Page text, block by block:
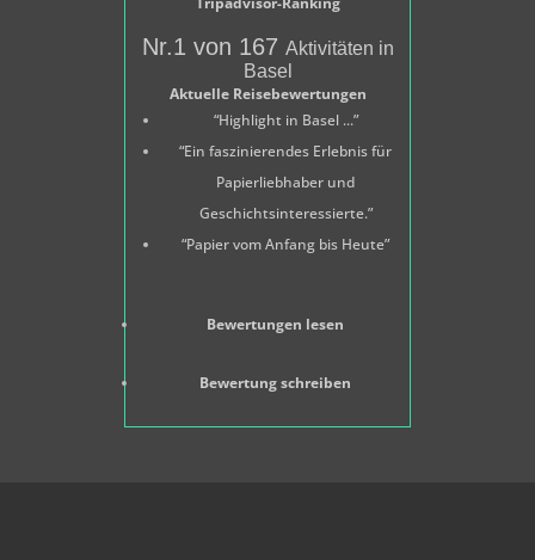
Nr.1 von 167 Aktivitäten in
Basel
Aktuelle Reisebewertungen
“Highlight in Basel ...”
“Ein faszinierendes Erlebnis für
Papierliebhaber und
Geschichtsinteressierte.”
“Papier vom Anfang bis Heute”
Bewertungen lesen
Bewertung schreiben